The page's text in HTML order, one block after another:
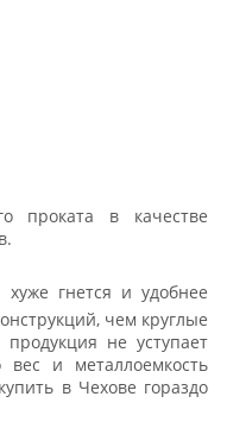
проката в качестве
гнется и удобнее
чем круглые
не уступает
и металлоемкость
в Чехове гораздо